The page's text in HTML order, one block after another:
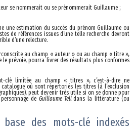
se nommerait ou se prénommerait Guillaume ;
une estimation du succès du prénom Guillaume ou
de références issues d’une telle recherche devront
d’une relecture.
au champ « auteur » ou au champ « titre »,
le prévoie, pourra livrer des résultats plus conformes
clé limitée au champ « titres », c’est-à-dire ne
où sont répertoriés les titres (à l’exclusion
peut devenir très utile si on se donne pour
de Guillaume Telldans la littérature (ou
des mots-clé indexés